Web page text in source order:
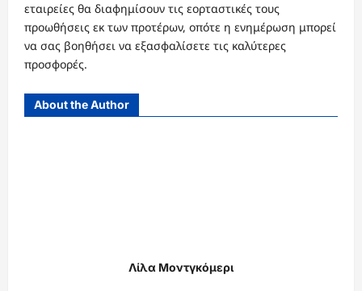
εταιρείες θα διαφημίσουν τις εορταστικές τους
προωθήσεις εκ των προτέρων, οπότε η ενημέρωση μπορεί
να σας βοηθήσει να εξασφαλίσετε τις καλύτερες
προσφορές.
About the Author
Λίλα Μοντγκόμερι